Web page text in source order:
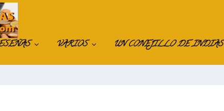
VARIOS UN CONEJILLO DE INDIAS